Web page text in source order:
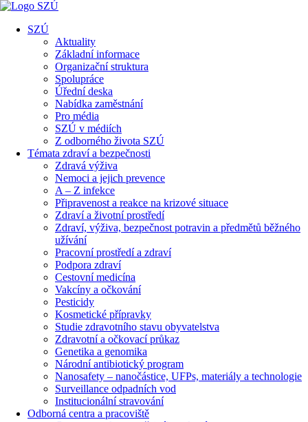
SZÚ
Aktuality
Základní informace
Organizační struktura
Spolupráce
Úřední deska
Nabídka zaměstnání
Pro média
SZÚ v médiích
Z odborného života SZÚ
Témata zdraví a bezpečnosti
Zdravá výživa
Nemoci a jejich prevence
A – Z infekce
Připravenost a reakce na krizové situace
Zdraví a životní prostředí
Zdraví, výživa, bezpečnost potravin a předmětů běžného
užívání
Pracovní prostředí a zdraví
Podpora zdraví
Cestovní medicína
Vakcíny a očkování
Pesticidy
Kosmetické přípravky
Studie zdravotního stavu obyvatelstva
Zdravotní a očkovací průkaz
Genetika a genomika
Národní antibiotický program
Nanosafety – nanočástice, UFPs, materiály a technologie
Surveillance odpadních vod
Institucionální stravování
Odborná centra a pracoviště